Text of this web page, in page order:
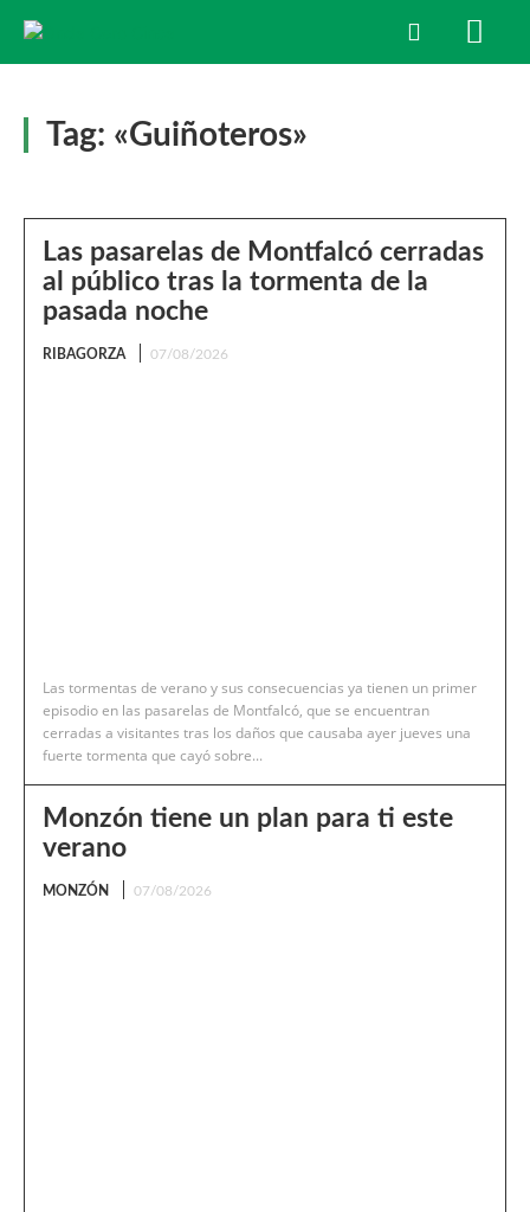
Tag: «Guiñoteros»
Las pasarelas de Montfalcó cerradas
al público tras la tormenta de la
pasada noche
RIBAGORZA 07/08/2026
Las tormentas de verano y sus consecuencias ya tienen un primer
episodio en las pasarelas de Montfalcó, que se encuentran
cerradas a visitantes tras los daños que causaba ayer jueves una
fuerte tormenta que cayó sobre...
Monzón tiene un plan para ti este
verano
MONZÓN 07/08/2026